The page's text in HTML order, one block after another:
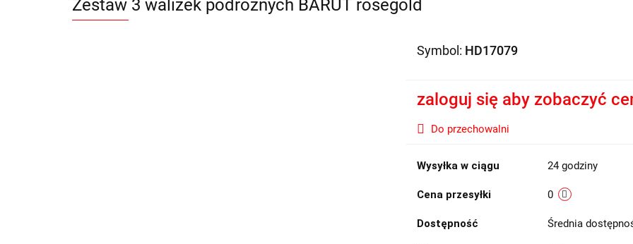
Zestaw 3 walizek podróżnych BARUT rosegold
Symbol: HD17079
zaloguj się aby zobaczyć
Do przechowalni
Wysyłka w ciągu 24 godziny
Cena przesyłki 0
Dostępność Średnia